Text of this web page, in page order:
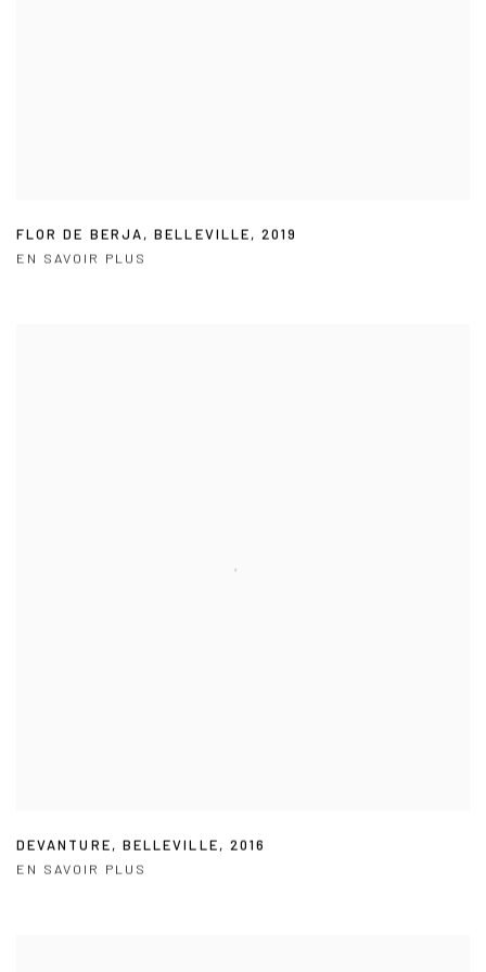
FLOR DE BERJA,BELLEVILLE,2019
EN SAVOIR PLUS
DEVANTURE, BELLEVILLE, 2016
EN SAVOIR PLUS